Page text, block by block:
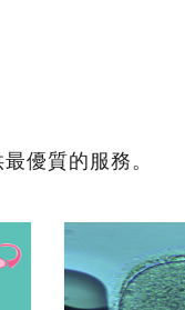
優質的服務。